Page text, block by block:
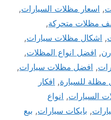
, اسعار مظلات السيارات,
مظلات متحركة,
, اشكال مظلات سيارات,
, افضل انواع المظلات,
, افضل مظلات سيارات,
مظلة للسيارة, افكار
السيارات, انواع
, بايكات سيارات, بيع